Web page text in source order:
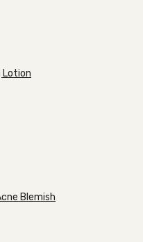
Lotion
Blemish